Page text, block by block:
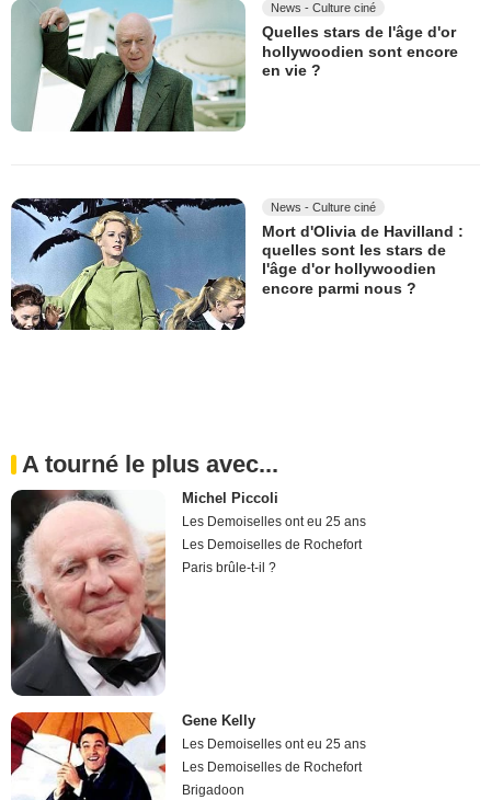
News - Culture ciné
Quelles stars de l'âge d'or
hollywoodien sont encore
en vie ?
News - Culture ciné
Mort d'Olivia de Havilland :
quelles sont les stars de
l'âge d'or hollywoodien
encore parmi nous ?
A tourné le plus avec...
Michel Piccoli
Les Demoiselles ont eu 25 ans
Les Demoiselles de Rochefort
Paris brûle-t-il ?
Gene Kelly
Les Demoiselles ont eu 25 ans
Les Demoiselles de Rochefort
Brigadoon